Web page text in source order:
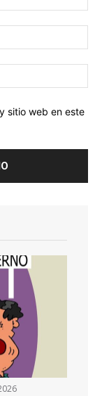
sitio web en este